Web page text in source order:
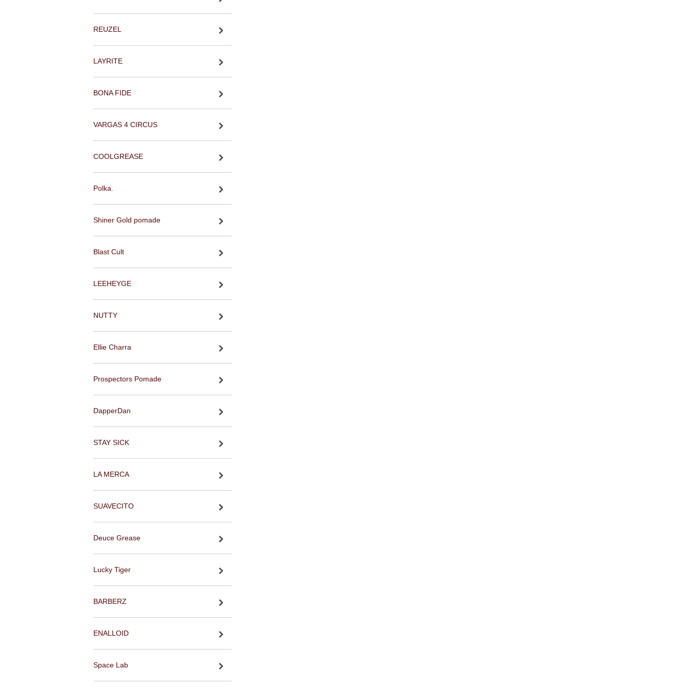
REUZEL
LAYRITE
BONA FIDE
VARGAS 4 CIRCUS
COOLGREASE
Polka.
Shiner Gold pomade
Blast Cult
LEEHEYGE
NUTTY
Ellie Charra
Prospectors Pomade
DapperDan
STAY SICK
LA MERCA
SUAVECITO
Deuce Grease
Lucky Tiger
BARBERZ
ENALLOID
Space Lab